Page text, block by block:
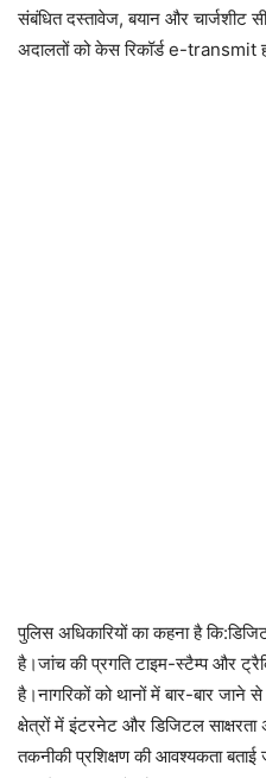
संबंधित दस्तावेज, बयान और चार्जशीट
अदालतों को केस रिकॉर्ड e-transmit
पुलिस अधिकारियों का कहना है
है।जांच की प्रगति टाइम-स्टैम्प और
है।नागरिकों को थानों में बार-बार जाने से
क्षेत्रों में इंटरनेट और डिजिटल
तकनीकी प्रशिक्षण की आवश्यकता